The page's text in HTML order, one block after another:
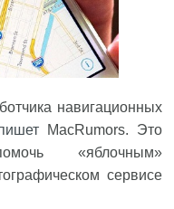
навигационных
MacRumors. Это
«яблочным»
сервисе